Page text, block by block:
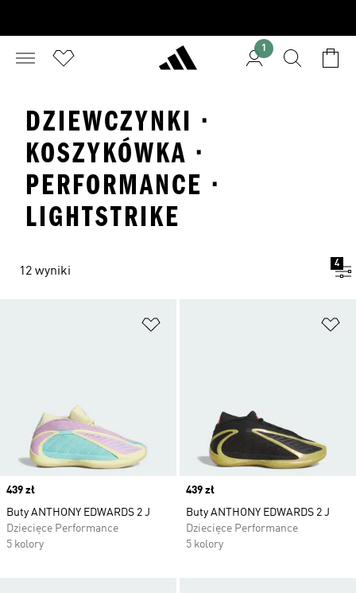
1
DZIEWCZYNKI ·
KOSZYKÓWKA ·
PERFORMANCE ·
LIGHTSTRIKE
12 wyniki
4
Price
439 zł
Buty ANTHONY EDWARDS 2 J
Dziecięce Performance
5 kolory
Price
439 zł
Buty ANTHONY EDWARDS 2 J
Dziecięce Performance
5 kolory